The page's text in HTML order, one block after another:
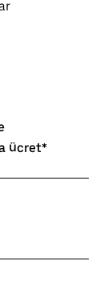
ücret*